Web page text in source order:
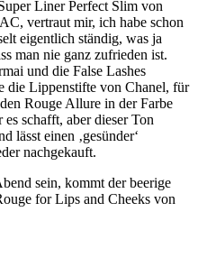
Liner Perfect Slim von
vertraut mir, ich habe schon
eigentlich ständig, was ja
man nie ganz zufrieden ist.
und die False Lashes
Lippenstifte von Chanel, für
Rouge Allure in der Farbe
schafft, aber dieser Ton
lässt einen ‚gesünder‘
nachgekauft.
sein, kommt der beerige
for Lips and Cheeks von